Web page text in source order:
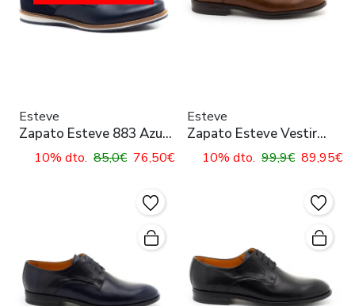
Esteve
Zapato Esteve 883 Azul
Marino para Hombre
10% dto. 85,0€ 76,50€
Esteve
Zapato Esteve Vestir
Cuero para Hombre
10% dto. 99,9€ 89,95€